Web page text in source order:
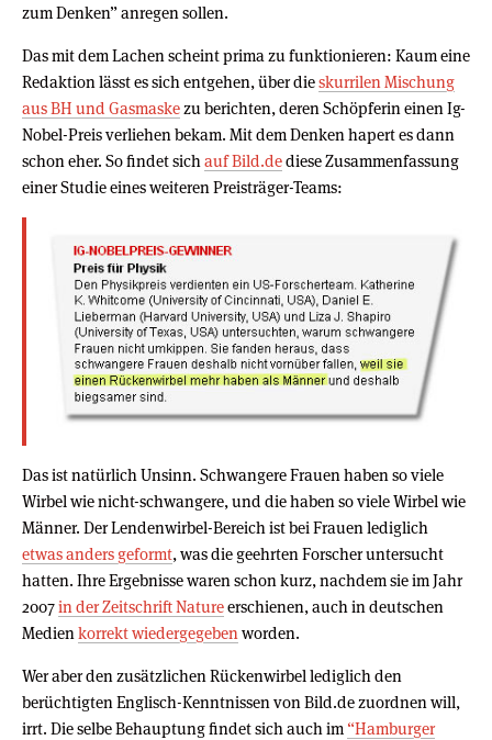
zum Denken” anregen sollen.
Das mit dem Lachen scheint prima zu funktionieren: Kaum eine
Redaktion lässt es sich entgehen, über dieskurrilen Mischung
aus BH und Gasmaske zu berichten, deren Schöpferin einen Ig-
Nobel-Preis verliehen bekam. Mit dem Denken hapert es dann
schon eher. So findet sich auf Bild.dediese Zusammenfassung
einer Studie eines weiteren Preisträger-Teams:
Das ist natürlich Unsinn. Schwangere Frauen haben so viele
Wirbel wie nicht-schwangere, und die haben so viele Wirbel wie
Männer. Der Lendenwirbel-Bereich ist bei Frauen lediglich
etwas anders geformt, was die geehrten Forscher untersucht
hatten. Ihre Ergebnisse waren schon kurz, nachdem sie im Jahr
2007in der Zeitschrift Natureerschienen, auch in deutschen
Medienkorrekt wiedergegebenworden.
Wer aber den zusätzlichen Rückenwirbel lediglich den
berüchtigten Englisch-Kenntnissen von Bild.de zuordnen will,
irrt. Die selbe Behauptung findet sich auch im “Hamburger